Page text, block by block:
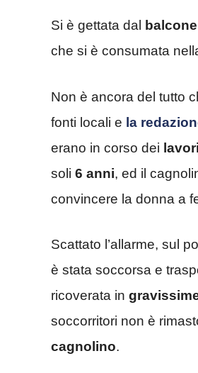
Si è gettata dal balcone
che si è consumata
Non è ancora del tutto
fonti locali e la
erano in corso dei
soli 6 anni, ed il
convincere la donna a
Scattato l’allarme, sul
è stata soccorsa e
ricoverata in
soccorritori non è
cagnolino.